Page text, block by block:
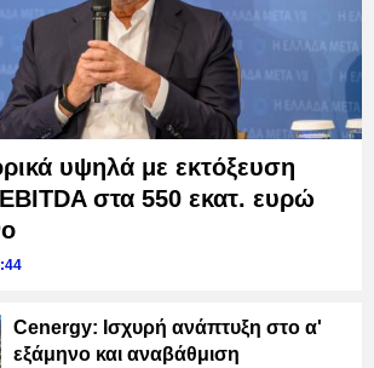
υψηλά με εκτόξευση
στα 550 εκατ. ευρώ
Cenergy: Ισχυρή ανάπτυξη στο α'
εξάμηνο και αναβάθμιση